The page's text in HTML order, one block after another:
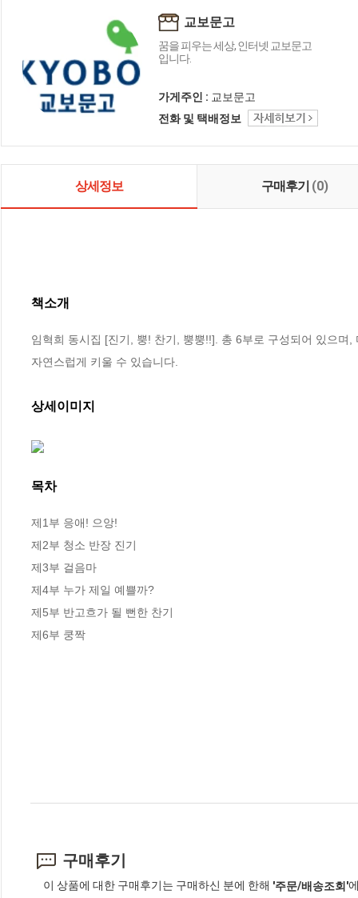
교보문고
꿈을 피우는 세상, 인터넷 교보문고
입니다.
가게주인 : 교보문고
전화 및 택배정보
상세정보 구매후기 (0)
책소개
임혁희 동시집 [진기, 뿡! 찬기, 뿡뿡!!]. 총 6부로 구성되어 있으
자연스럽게 키울 수 있습니다.
상세이미지
목차
제1부 응애! 으앙!
제2부 청소 반장 진기
제3부 걸음마
제4부 누가 제일 예쁠까?
제5부 반고흐가 될 뻔한 찬기
제6부 쿵짝
구매후기
이 상품에 대한 구매후기는 구매하신 분에 한해 '주문/배송조회'